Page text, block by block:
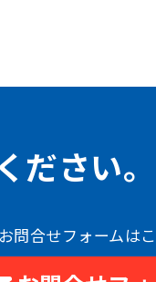
さい。
お問合せフォームは